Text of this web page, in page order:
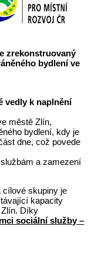
zrekonstruovaný
bydlení ve
vedly k naplnění
městě Zlín,
bydlení, kdy je
dne, což povede
a zamezení
cílové skupiny je
kapacity
Díky
sociální služby –